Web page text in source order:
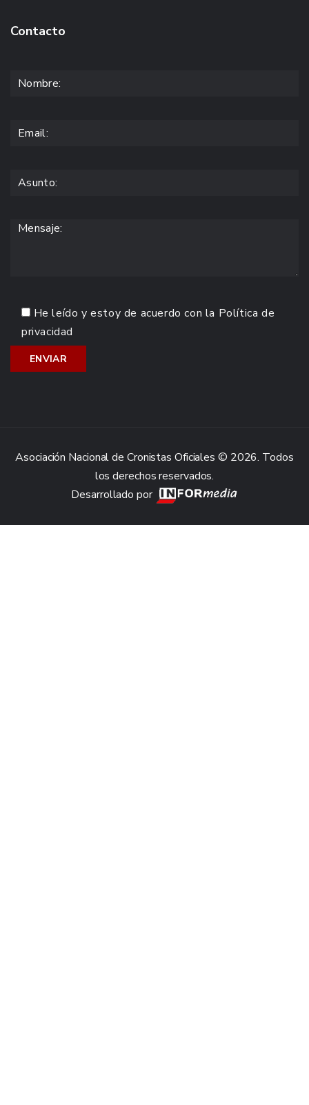
Contacto
He leído y estoy de acuerdo con la Política de
privacidad
Asociación Nacional de Cronistas Oficiales © 2026. Todos
los derechos reservados.
Desarrollado por